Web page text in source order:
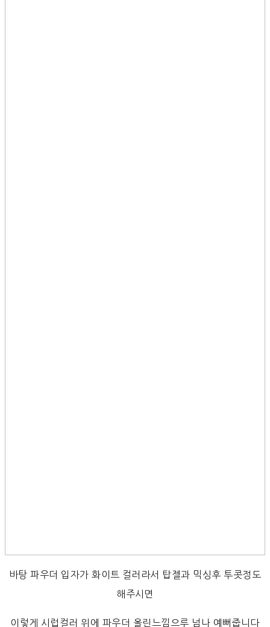
바탕 파우더 입자가 화이트 컬러라서 탑젤과 믹싱후 투콧정도
해주시면
이렇게 시럽컬러 위에 파우더 올린느낌으루 넘나 예뻐줍니다